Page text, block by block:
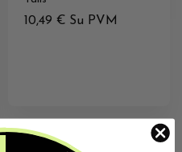
10,49 € Su PVM